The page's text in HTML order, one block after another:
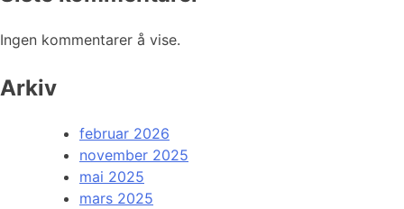
Ingen kommentarer å vise.
Arkiv
februar 2026
november 2025
mai 2025
mars 2025